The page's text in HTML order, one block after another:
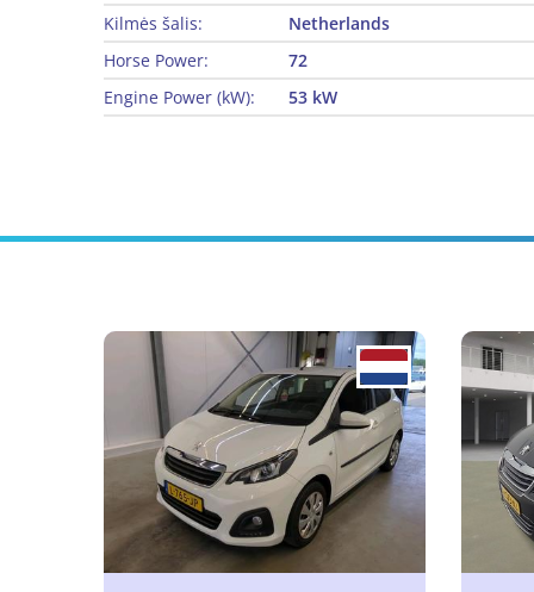
Kilmės šalis:
Netherlands
Horse Power:
72
Engine Power (kW):
53 kW